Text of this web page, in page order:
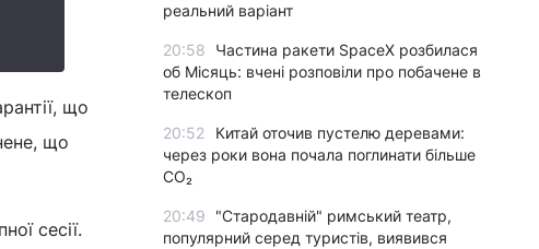
що
що
сесії.
реальний варіант
20:58
Частина ракети SpaceX розбилася
об Місяць: вчені розповіли про побачене в
телескоп
20:52
Китай оточив пустелю деревами:
через роки вона почала поглинати більше
CO₂
20:49
"Стародавній" римський театр,
популярний серед туристів, виявився